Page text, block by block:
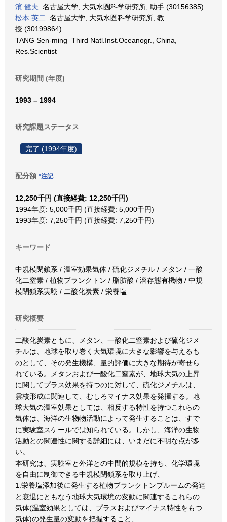
濱 健夫 名古屋大学, 大気水圏科学研究所, 助手 (30156385)
松本 英二
名古屋大学, 大気水圏科学研究所, 教
授 (30199864)
TANG Sen-ming Third Natl.Inst.Oceanogr., China,
Res.Scientist
研究期間 (年度)
1993 – 1994
研究課題ステータス
完了 (1994年度)
配分額 *注記
12,250千円 (直接経費: 12,250千円)
1994年度: 5,000千円 (直接経費: 5,000千円)
1993年度: 7,250千円 (直接経費: 7,250千円)
キーワード
中規模閉鎖系 / 温室効果気体 / 硫化ジメチル / メタン / 一酸
化二窒素 / 植物プランクトン / 脂肪酸 / 溶存態有機物 / 中規
模閉鎖系実験 / 二酸化炭素 / 栄養塩
研究概要
二酸化炭素ともに、メタン、一酸化二窒素および硫化ジメ
チルは、地球を取り巻く大気環境に大きな影響を与えるも
のとして、その発生機構、量的評価に大きな期待が寄せら
れている。メタンおよび一酸化二窒素が、地球大気の上昇
に関してプラス効果を持つのに対して、硫化ジメチルは、
雲核形成に関連して、むしろマイナス効果を発揮する。地
球大気の温室効果としては、相反する特性を持つこれらの
気体は、海洋の生物物活動によって発生することは、すで
に実験室スケールでは知られている。しかし、海洋の生物
活動との関連性に関する詳細には、いまだに不明な点が多
い。
本研究は、実験室と外洋との中間的規模を持ち、化学環境
を自由に制御できる中規模閉鎖系を取り上げ、
1.栄養塩添加後に発生する植物プランクトンブルームの発達
と衰退にともなう地球大気環境の変動に関連するこれらの
気体(温室効果としては、プラスおよびマイナス特性をもつ
気体)の発生量の変動を把握すること、